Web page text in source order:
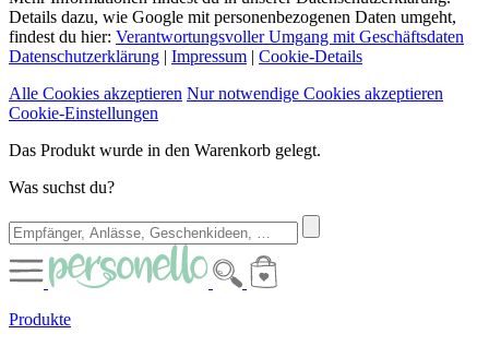
Details dazu, wie Google mit personenbezogenen Daten umgeht,
findest du hier: Verantwortungsvoller Umgang mit Geschäftsdaten
Datenschutzerklärung | Impressum | Cookie-Details
Alle Cookies akzeptieren Nur notwendige Cookies akzeptieren
Cookie-Einstellungen
Das Produkt wurde in den Warenkorb gelegt.
Was suchst du?
Produkte